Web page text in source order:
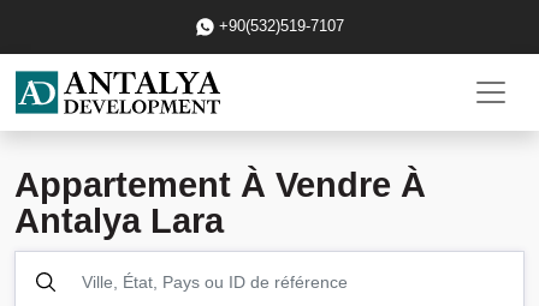
+90(532)519-7107
Appartement À Vendre À
Antalya Lara